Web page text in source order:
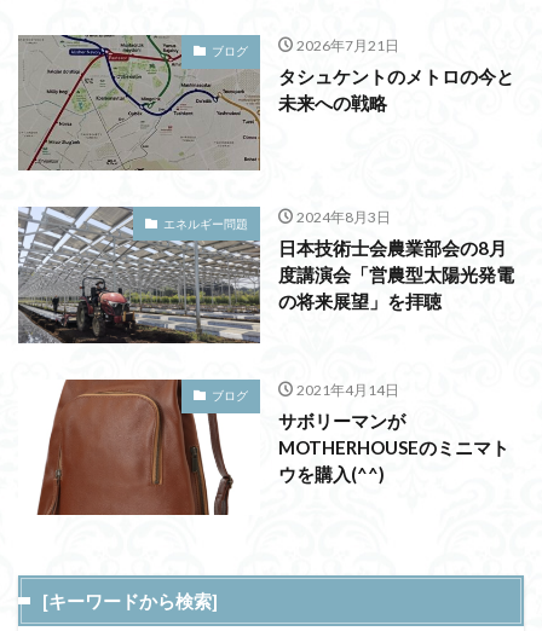
ブログ 2026年7月21日
タシュケントのメトロの今と
未来への戦略
エネルギー問題 2024年8月3日
日本技術士会農業部会の8月
度講演会「営農型太陽光発電
の将来展望」を拝聴
ブログ 2021年4月14日
サボリーマンが
MOTHERHOUSEのミニマト
ウを購入(^^)
[キーワードから検索]